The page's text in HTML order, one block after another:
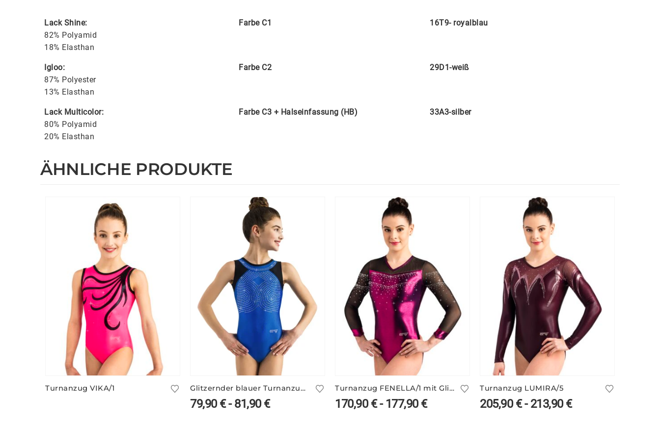
Lack Shine:
82% Polyamid
18% Elasthan
Farbe C1 16T9- royalblau
Igloo:
87% Polyester
13% Elasthan
Farbe C2 29D1-weiß
Lack Multicolor:
80% Polyamid
20% Elasthan
Farbe C3 + Halseinfassung (HB) 33A3-silber
ÄHNLICHE PRODUKTE
Turnanzug VIKA/1 Glitzernder blauer Turnanzug ohne Arm – PEGGY/1
79,90€-81,90€
Turnanzug FENELLA/1 mit Glitzer
170,90€- 177,90€
Turnanzug LUMIRA/5
205,90€-213,90€